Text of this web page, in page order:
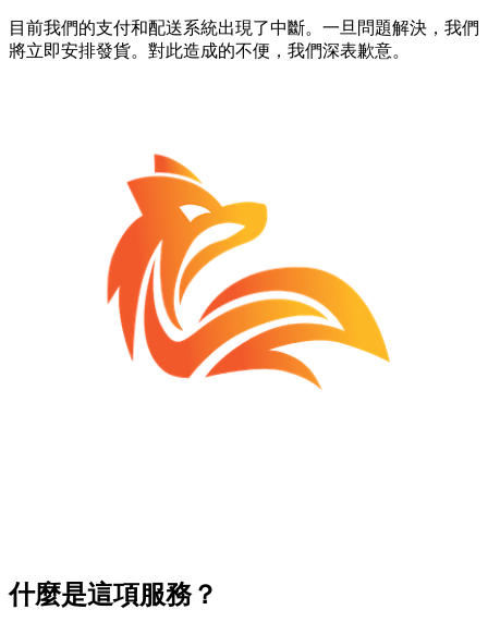
目前我們的支付和配送系統出現了中斷。一旦問題解決，我們
將立即安排發貨。對此造成的不便，我們深表歉意。
什麼是這項服務？